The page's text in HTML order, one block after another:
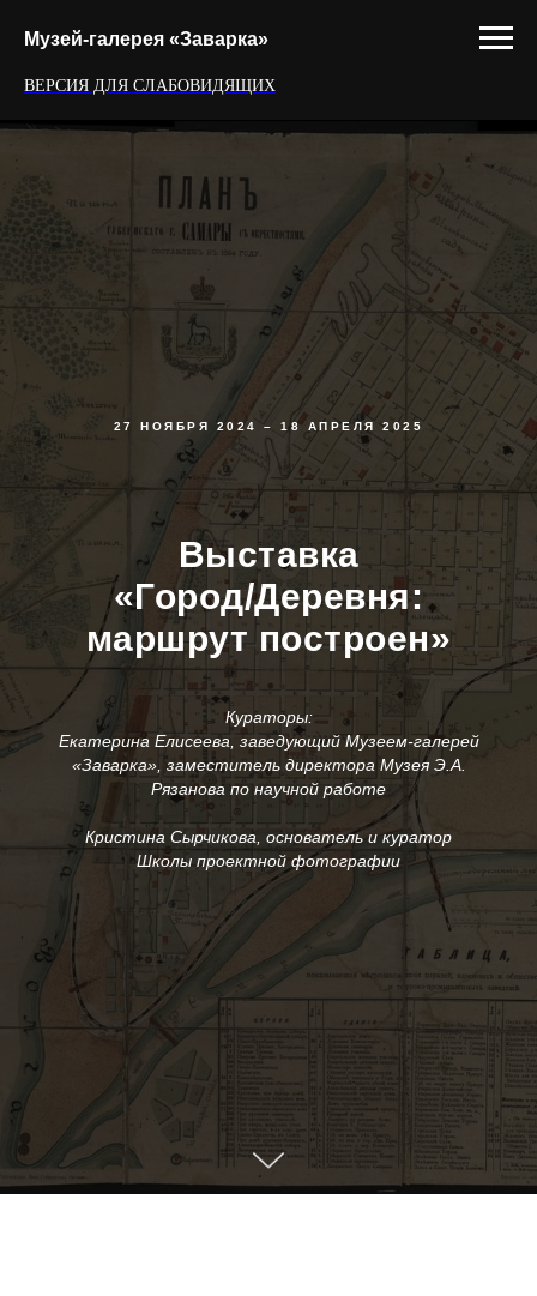
Музей-галерея «Заварка»
ВЕРСИЯ ДЛЯ СЛАБОВИДЯЩИХ
27 НОЯБРЯ 2024 – 18 АПРЕЛЯ 2025
Выставка
«Город/Деревня:
маршрут построен»
Кураторы:
Екатерина Елисеева, заведующий Музеем-галерей
«Заварка», заместитель директора Музея Э.А.
Рязанова по научной работе
Кристина Сырчикова, основатель и куратор
Школы проектной фотографии